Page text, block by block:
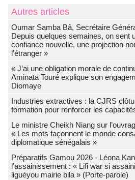
Autres articles
Oumar Samba Bâ, Secrétaire
Depuis quelques semaines, on sent
confiance nouvelle, une projection
l’étranger »
« J’ai une obligation morale de
Aminata Touré explique son
Diomaye
Industries extractives : la CJRS
formation pour renforcer les
Le ministre Cheikh Niang sur
« Les mots façonnent le monde
diplomatique sénégalais »
Préparatifs Gamou 2026 - Léona
l’assainissement : « Lifi war si
liguéyou mairie bila » (Porte-parole)